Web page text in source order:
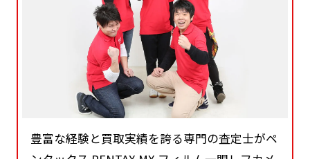
豊富な経験と買取実績を誇る専門の査定士がペ